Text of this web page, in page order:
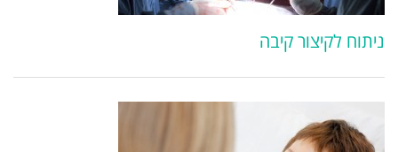
ניתוח לקיצור קיבה